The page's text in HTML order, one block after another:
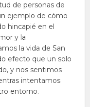
de personas de
ejemplo de cómo
hincapié en el
y la
la vida de San
efecto que un solo
y nos sentimos
intentamos
entorno.